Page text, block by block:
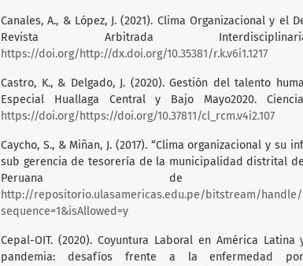
Canales, A., & López, J. (2021). Clima Organizacional y el
Revista Arbitrada
https://doi.org/http://dx.doi.org/10.35381/r.k.v6i1.1217
Castro, K., & Delgado, J. (2020). Gestión del talento
Especial Huallaga Central y Bajo Mayo2020.
https://doi.org/https://doi.org/10.37811/cl_rcm.v4i2.107
Caycho, S., & Miñan, J. (2017). “Clima organizacional y
sub gerencia de tesorería de la municipalidad distrital
Peruana de las
http://repositorio.ulasamericas.edu.pe/bitstream/handle/
sequence=1&isAllowed=y
Cepal-OIT. (2020). Coyuntura Laboral en América
pandemia: desafíos frente a la enfermedad